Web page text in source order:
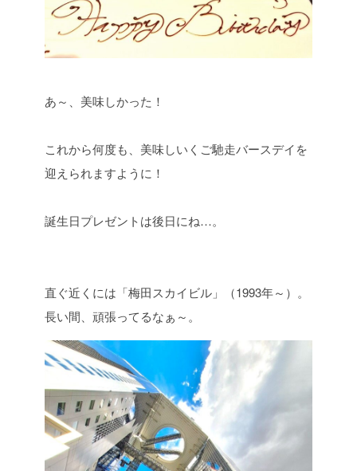
あ～、美味しかった！
これから何度も、美味しいくご馳走バースデイを
迎えられますように！
誕生日プレゼントは後日にね…。
直ぐ近くには「梅田スカイビル」（1993年～）。
長い間、頑張ってるなぁ～。